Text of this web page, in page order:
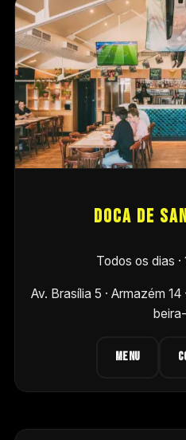
Doca De
Todos os dias
Av. Brasília 5 · Armazém 14
MENU